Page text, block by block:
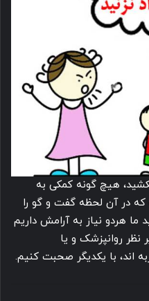
هیچ گونه کمکی به
که در آن لحظه گفت و گو را
ما هردو نیاز به آرامش داریم
نظر روانپزشک و یا
اند، با یکدیگر صحبت کنیم.